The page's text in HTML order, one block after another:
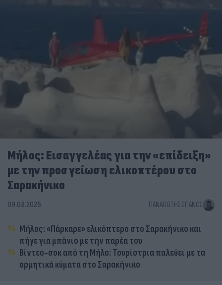
Μήλος: Εισαγγελέας για την «επίδειξη»
με την προσγείωση ελικοπτέρου στο
Σαρακήνικο
09.08.2026 ΠΑΝΑΓΙΏΤΗΣ ΣΠΑΝΌΣ
Μήλος: «Πάρκαρε» ελικόπτερο στο Σαρακήνικο και
πήγε για μπάνιο με την παρέα του
Βίντεο-σοκ από τη Μήλο: Τουρίστρια παλεύει με τα
ορμητικά κύματα στο Σαρακήνικο